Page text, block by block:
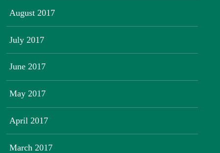
August 2017
July 2017
June 2017
May 2017
April 2017
March 2017